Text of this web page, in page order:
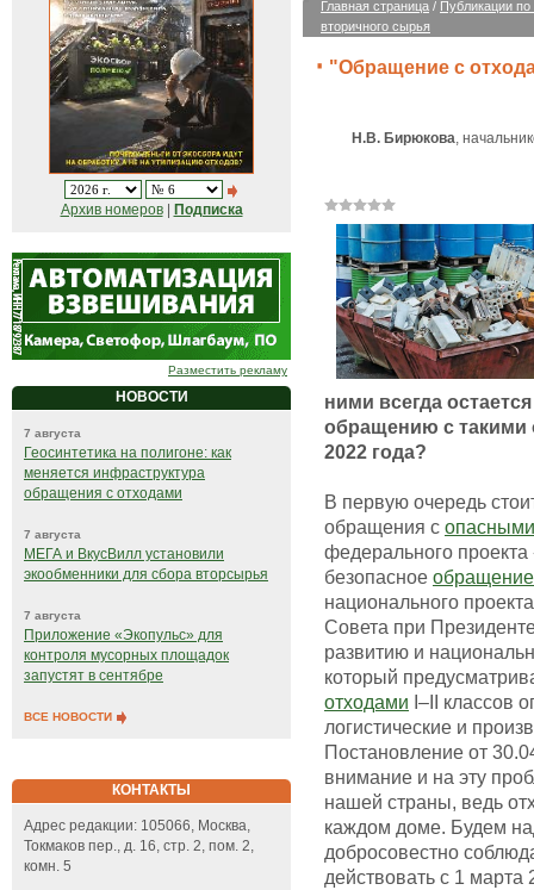
Архив номеров| Подписка
Разместить рекламу
НОВОСТИ
7 августа
Геосинтетика на полигоне: как
меняется инфраструктура
обращения с отходами
7 августа
МЕГА и ВкусВилл установили
экообменники для сбора вторсырья
7 августа
Приложение «Экопульс» для
контроля мусорных площадок
запустят в сентябре
ВСЕ НОВОСТИ
КОНТАКТЫ
Адрес редакции: 105066, Москва,
Токмаков пер., д. 16, стр. 2, пом. 2,
комн. 5
Главная страница / Публикации
вторичного сырья
"Обращение с
Н.В. Бирюкова,
ними всегда
обращению с такими
2022 года?
В первую очередь
обращения с
федерального
безопасное
национального
Совета при
развитию и
который
отходами I–II классов
логистические и
Постановление от
внимание и на эту
нашей страны, ведь
каждом доме. Будем
добросовестно
действовать с 1